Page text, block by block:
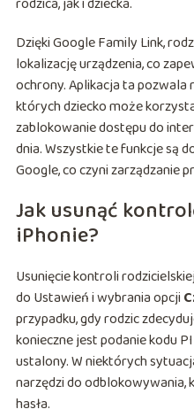
Dzięki Google Family Link,
lokalizację urządzenia, co
ochrony. Aplikacja ta pozwala
których dziecko może
zablokowanie dostępu do
dnia. Wszystkie te funkcje są
Google, co czyni zarządzanie
Jak usunąć
iPhonie?
Usunięcie kontroli
do Ustawień i wybrania opcji
przypadku, gdy rodzic
konieczne jest podanie kodu
ustalony. W niektórych
narzędzi do odblokowywania,
hasła.